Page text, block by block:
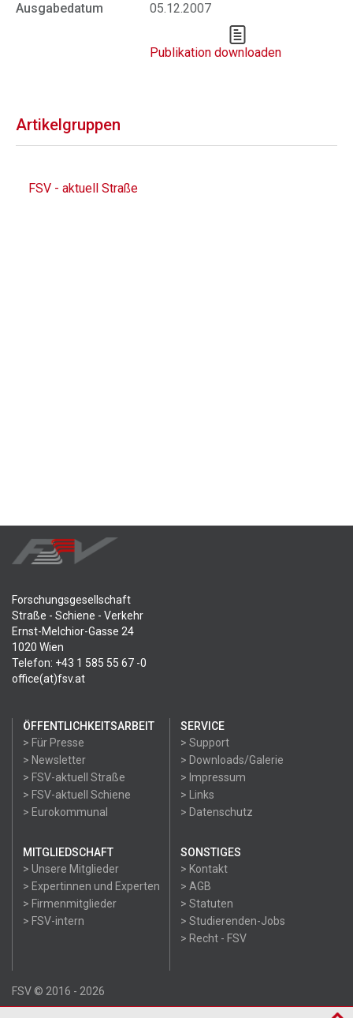
Ausgabedatum
05.12.2007
Publikation downloaden
Artikelgruppen
FSV - aktuell Straße
Forschungsgesellschaft
Straße - Schiene - Verkehr
Ernst-Melchior-Gasse 24
1020 Wien
Telefon: +43 1 585 55 67 -0
office(at)fsv.at
ÖFFENTLICHKEITSARBEIT
> Für Presse
> Newsletter
> FSV-aktuell Straße
> FSV-aktuell Schiene
> Eurokommunal
SERVICE
> Support
> Downloads/Galerie
> Impressum
> Links
> Datenschutz
MITGLIEDSCHAFT
> Unsere Mitglieder
> Expertinnen und Experten
> Firmenmitglieder
> FSV-intern
SONSTIGES
> Kontakt
> AGB
> Statuten
> Studierenden-Jobs
> Recht - FSV
FSV © 2016 - 2026